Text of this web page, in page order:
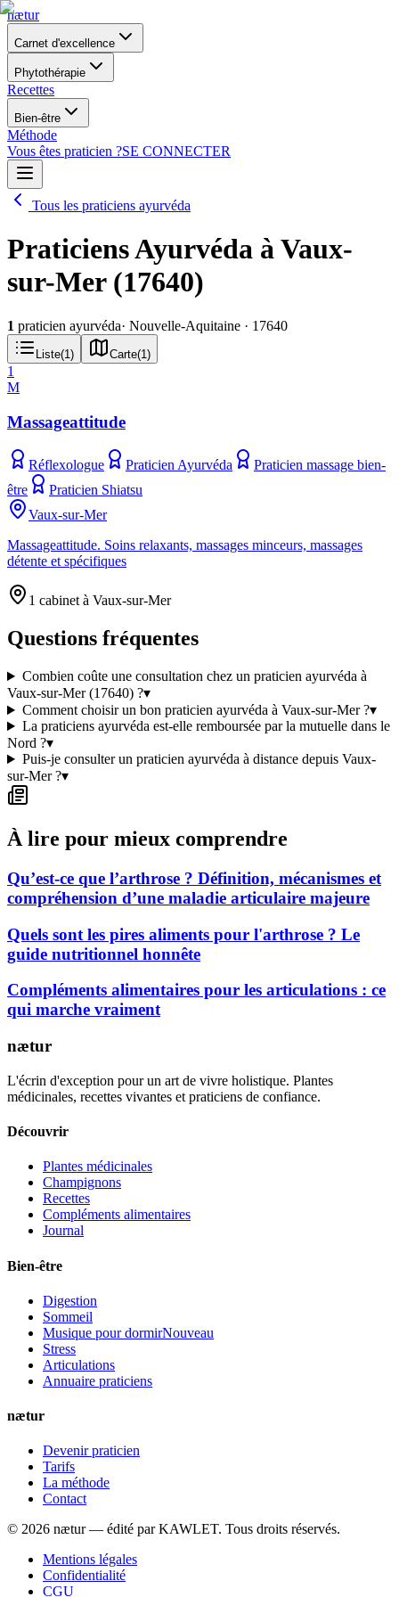
nætur
Carnet d'excellence
Phytothérapie
Recettes
Bien-être
Méthode
Vous êtes praticien ?SE CONNECTER
Tous les praticiens ayurvéda
Praticiens Ayurvéda à Vaux-
sur-Mer (17640)
1 praticien ayurvéda· Nouvelle-Aquitaine · 17640
Liste(1 ) Carte(1 )
1
M
Massageattitude
Réflexologue Praticien Ayurvéda
Praticien massage bien-
être
Praticien Shiatsu
Vaux-sur-Mer
Massageattitude. Soins relaxants, massages minceurs, massages
détente et spécifiques
1 cabinet à Vaux-sur-Mer
Questions fréquentes
Combien coûte une consultation chez un praticien ayurvéda à
Vaux-sur-Mer (17640) ?▾
Comment choisir un bon praticien ayurvéda à Vaux-sur-Mer ?▾
La praticiens ayurvéda est-elle remboursée par la mutuelle dans le
Nord ?▾
Puis-je consulter un praticien ayurvéda à distance depuis Vaux-
sur-Mer ?▾
À lire pour mieux comprendre
Qu’est-ce que l’arthrose ? Définition, mécanismes et
compréhension d’une maladie articulaire majeure
Quels sont les pires aliments pour l'arthrose ? Le
guide nutritionnel honnête
Compléments alimentaires pour les articulations : ce
qui marche vraiment
nætur
L'écrin d'exception pour un art de vivre holistique. Plantes
médicinales, recettes vivantes et praticiens de confiance.
Découvrir
Plantes médicinales
Champignons
Recettes
Compléments alimentaires
Journal
Bien-être
Digestion
Sommeil
Musique pour dormirNouveau
Stress
Articulations
Annuaire praticiens
nætur
Devenir praticien
Tarifs
La méthode
Contact
© 2026 nætur — édité par KAWLET. Tous droits réservés.
Mentions légales
Confidentialité
CGU